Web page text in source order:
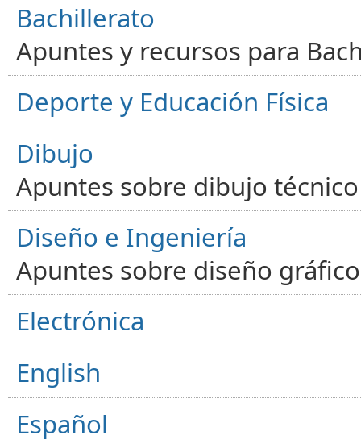
Bachillerato
Apuntes y recursos para
Deporte y Educación Física
Dibujo
Apuntes sobre dibujo
Diseño e Ingeniería
Apuntes sobre diseño
Electrónica
English
Español